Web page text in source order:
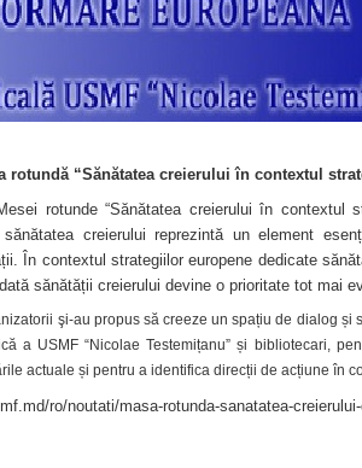
rotundă “Sănătatea creierului în contextul
rotunde “Sănătatea creierului în contextul
creierului reprezintă un element
În contextul strategiilor europene dedicate
sănătății creierului devine o prioritate tot mai
şi-au propus să creeze un spațiu de dialog și
a USMF “Nicolae Testemițanu” și bibliotecari,
actuale și pentru a identifica direcții de acțiune în
ro/noutati/masa-rotunda-sanatatea-